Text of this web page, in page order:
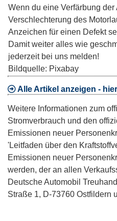
Wenn du eine Verfärbung
Verschlechterung des
Anzeichen für einen Defekt
Damit weiter alles wie
jederzeit bei uns melden!
Bildquelle: Pixabay
Alle Artikel anzeigen -
Weitere Informationen zum
Stromverbrauch und den
Emissionen neuer
'Leitfaden über den
Emissionen neuer
werden, der an allen
Deutsche Automobil
Straße 1, D-73760 Ostfildern